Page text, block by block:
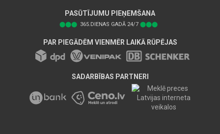
PASŪTĪJUMU PIEŅEMŠANA
⬤⬤⬤ 365.DIENAS GADĀ 24/7 ⬤⬤⬤
PAR PIEGĀDĒM VIENMĒR LAIKĀ RŪPĒJAS
SADARBĪBAS PARTNERI